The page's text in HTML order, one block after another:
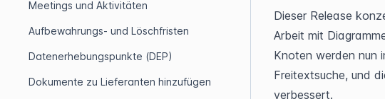
Meetings und Aktivitäten
Aufbewahrungs- und Löschfristen
Datenerhebungspunkte (DEP)
Dokumente zu Lieferanten hinzufügen
Dieser Release
Arbeit mit
Knoten werden nun
Freitextsuche, und
verbessert.